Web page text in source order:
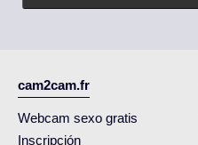
cam2cam.fr
Webcam sexo gratis
Inscripción